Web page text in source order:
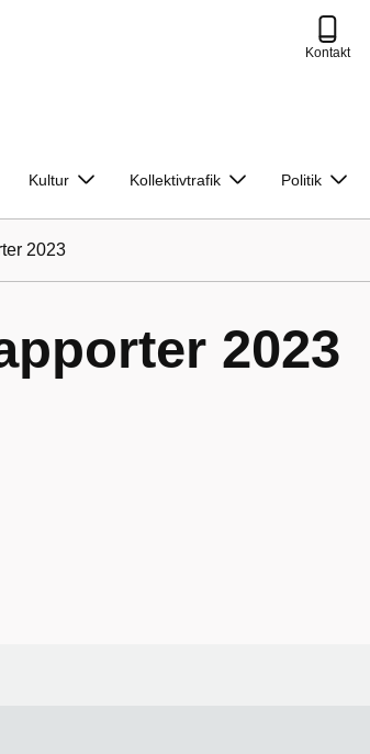
Kontakt
Kultur Kollektivtrafik Politik
2023
2023